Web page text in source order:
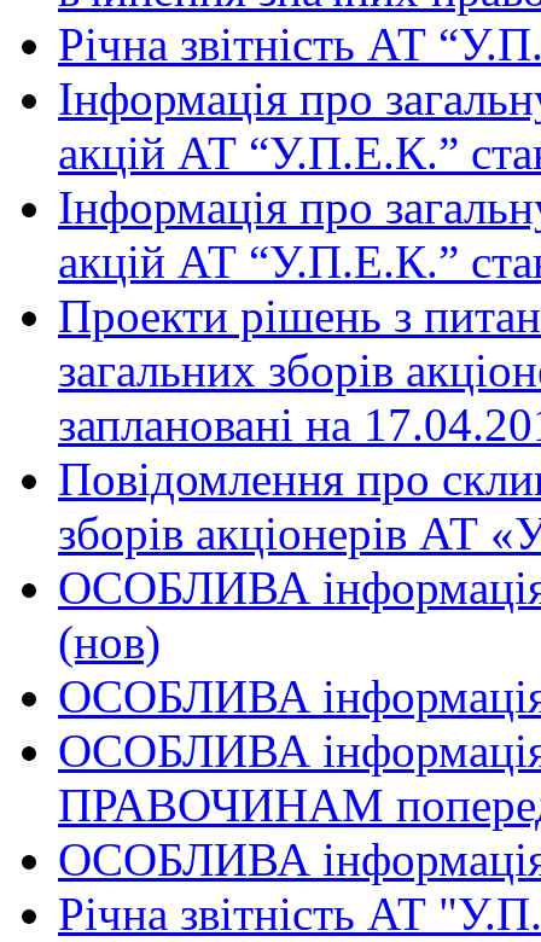
Річна звітність АТ
Інформація про
акцій АТ “У.П.Е.К.”
Інформація про
акцій АТ “У.П.Е.К.”
Проекти рішень з
загальних зборів
заплановані на
Повідомлення про
зборів акціонерів АТ
ОСОБЛИВА iнформацiя
(нов)
ОСОБЛИВА
ОСОБЛИВА
ПРАВОЧИНАМ
ОСОБЛИВА
Річна звітність АТ